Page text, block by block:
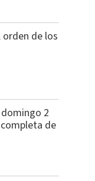
de los
2
de